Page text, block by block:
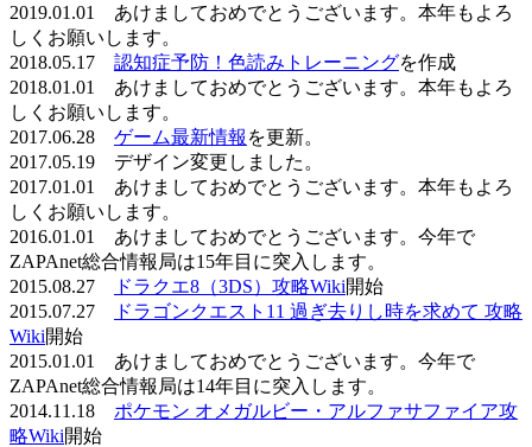
2019.01.01 あけましておめでとうございます。本年もよろ
しくお願いします。
2018.05.17 認知症予防！色読みトレーニングを作成
2018.01.01 あけましておめでとうございます。本年もよろ
しくお願いします。
2017.06.28 ゲーム最新情報 を更新。
2017.05.19 デザイン変更しました。
2017.01.01 あけましておめでとうございます。本年もよろ
しくお願いします。
2016.01.01 あけましておめでとうございます。今年で
ZAPAnet総合情報局は15年目に突入します。
2015.08.27
ドラクエ8（3DS）攻略Wiki開始
2015.07.27
ドラゴンクエスト11 過ぎ去りし時を求めて 攻略
Wiki開始
2015.01.01 あけましておめでとうございます。今年で
ZAPAnet総合情報局は14年目に突入します。
2014.11.18 ポケモン オメガルビー・アルファサファイア攻
略Wiki開始